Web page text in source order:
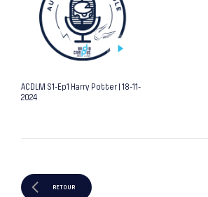
ACDLM S1-Ep1 Harry Potter | 18-11-
2024
RETOUR